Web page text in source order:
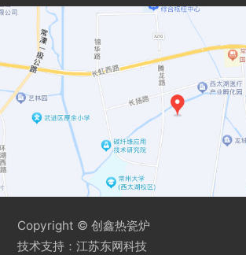
Copyright © 创鑫热瓷炉
技术支持：江苏东网科技